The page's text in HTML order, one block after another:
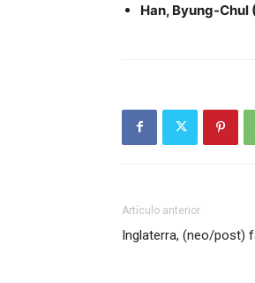
Han, Byung-Chul
Artículo anterior
Inglaterra, (neo/post)